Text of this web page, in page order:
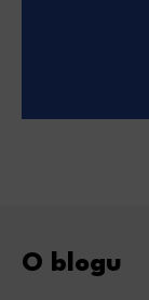
O blogu